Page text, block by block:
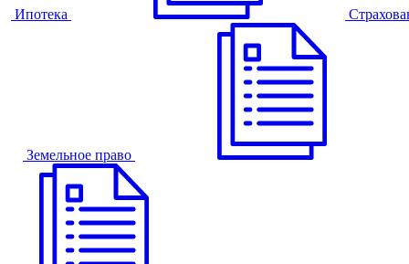
Ипотека
Земельное право